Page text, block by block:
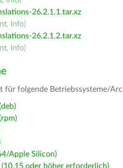
26.2.1.1.tar.xz
, Info)
26.2.1.2.tar.xz
, Info)
für folgende Betriebssysteme/
Apple Silicon)
(10.15 oder höher erforderlich)